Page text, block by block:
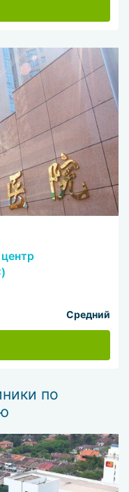
Средний
по